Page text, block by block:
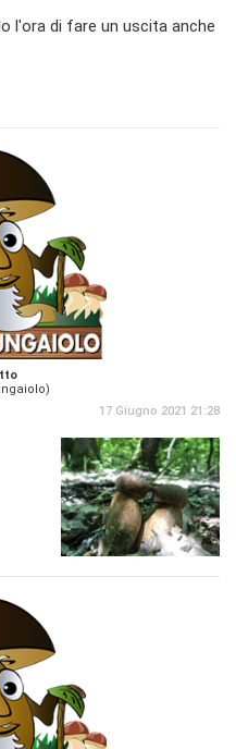
l'ora di fare un uscita anche
17 Giugno 2021 21:28